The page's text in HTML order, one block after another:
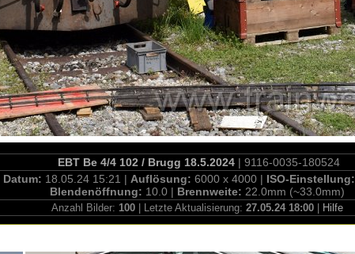
EBT Be 4/4 102 / Brugg 18.5.2024| 9116-0035-180524
Datum: 18.05.24 15:21 | Auflösung: 6000 x 4000 | ISO-Einstellung:
Blendenöffnung: 10.0 | Brennweite: 22.0mm (~33.0mm)
Anzahl Bilder: 100| Letzte Aktualisierung: 27.05.24 18:00| Hilfe